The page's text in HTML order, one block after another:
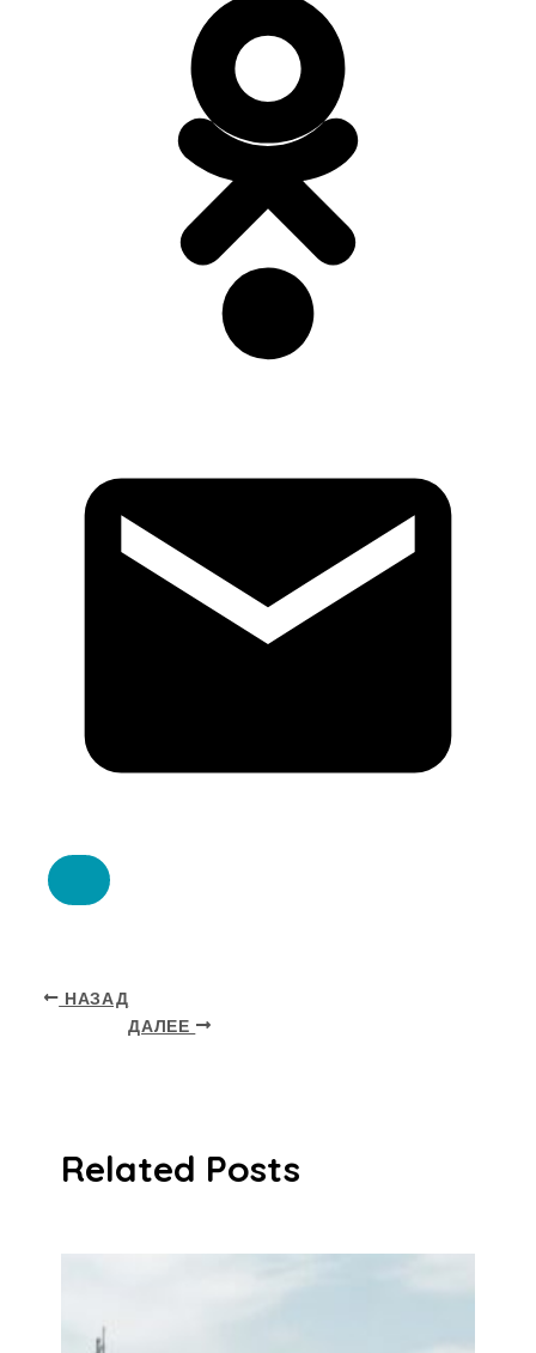
НАЗАД
ДАЛЕЕ
Related Posts